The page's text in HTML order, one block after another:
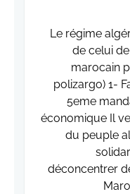
Le régime
de celui
marocain
polizargo) 1-
5eme
économique Il
du peuple
déconcentrer